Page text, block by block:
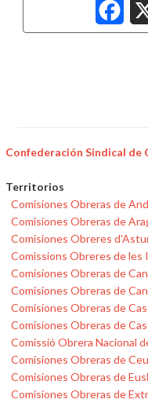
Confederación Sindical de
Territorios
Comisiones Obreras de
Comisiones Obreras de
Comisiones Obreres
Comissions Obreres de les
Comisiones Obreras de
Comisiones Obreras de
Comisiones Obreras de
Comisiones Obreras de
Comissió Obrera Nacional
Comisiones Obreras de
Comisiones Obreras de
Comisiones Obreras de